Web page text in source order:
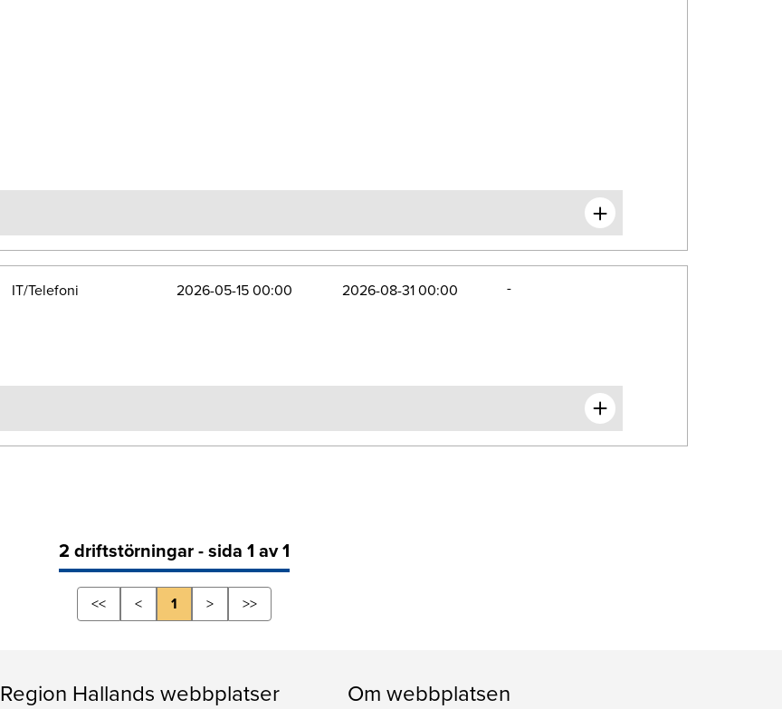
IT/Telefoni 2026-05-15 00:00 2026-08-31 00:00 -
2 driftstörningar - sida 1 av 1
<< < 1 > >>
Region Hallands webbplatser Om webbplatsen